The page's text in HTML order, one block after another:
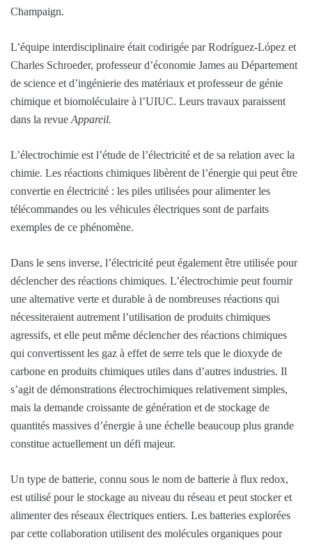
Champaign.
L’équipe interdisciplinaire était codirigée par Rodríguez-López et
Charles Schroeder, professeur d’économie James au Département
de science et d’ingénierie des matériaux et professeur de génie
chimique et biomoléculaire à l’UIUC. Leurs travaux paraissent
dans la revue Appareil.
L’électrochimie est l’étude de l’électricité et de sa relation avec la
chimie. Les réactions chimiques libèrent de l’énergie qui peut être
convertie en électricité : les piles utilisées pour alimenter les
télécommandes ou les véhicules électriques sont de parfaits
exemples de ce phénomène.
Dans le sens inverse, l’électricité peut également être utilisée pour
déclencher des réactions chimiques. L’électrochimie peut fournir
une alternative verte et durable à de nombreuses réactions qui
nécessiteraient autrement l’utilisation de produits chimiques
agressifs, et elle peut même déclencher des réactions chimiques
qui convertissent les gaz à effet de serre tels que le dioxyde de
carbone en produits chimiques utiles dans d’autres industries. Il
s’agit de démonstrations électrochimiques relativement simples,
mais la demande croissante de génération et de stockage de
quantités massives d’énergie à une échelle beaucoup plus grande
constitue actuellement un défi majeur.
Un type de batterie, connu sous le nom de batterie à flux redox,
est utilisé pour le stockage au niveau du réseau et peut stocker et
alimenter des réseaux électriques entiers. Les batteries explorées
par cette collaboration utilisent des molécules organiques pour